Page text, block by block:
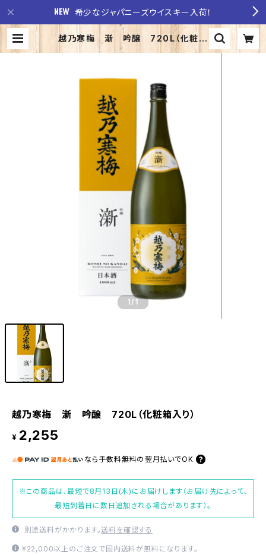
希少なジャパニーズウイスキー入荷！
越乃寒梅 澵 吟醸 720L（化粧箱
入り） | 至福の酒 稲田酒店
1 /1
越乃寒梅 澵 吟醸 720L（化粧箱入り）
¥ 2,255
なら 手数料無料の 翌月払いでOK
※この商品は、最短で8月13日(木)にお届けします（お届け先によって、
最短到着日に数日追加される場合があります）。
別途送料がかかります。送料を確認する
¥22,000以上のご注文で国内送料が無料になります。